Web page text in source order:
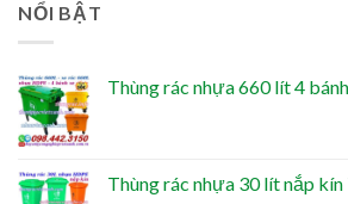
NỔI BẬT
Thùng rác nhựa 660 lít 4
Thùng rác nhựa 30 lít nắp